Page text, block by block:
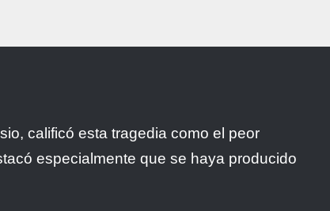
calificó esta tragedia como el peor
especialmente que se haya producido